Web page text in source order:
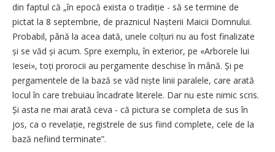
din faptul că „în epocă exista o tradiție - să se termine de
pictat la 8 septembrie, de praznicul Nașterii Maicii Domnului.
Probabil, până la acea dată, unele colțuri nu au fost finalizate
și se văd și acum. Spre exemplu, în exterior, pe «Arborele lui
Iesei», toți prorocii au pergamente deschise în mână. Și pe
pergamentele de la bază se văd niște linii paralele, care arată
locul în care trebuiau încadrate literele. Dar nu este nimic scris.
Și asta ne mai arată ceva - că pictura se completa de sus în
jos, ca o revelație, registrele de sus fiind complete, cele de la
bază nefiind terminate”.